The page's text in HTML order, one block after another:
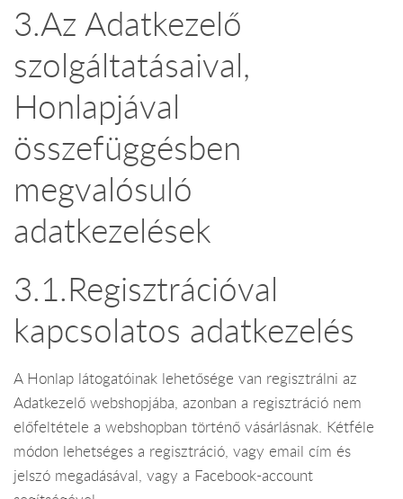
3.Az Adatkezelő
szolgáltatásaival,
Honlapjával
összefüggésben
megvalósuló
adatkezelések
3.1.Regisztrációval
kapcsolatos adatkezelés
A Honlap látogatóinak lehetősége van regisztrálni az
Adatkezelő webshopjába, azonban a regisztráció nem
előfeltétele a webshopban történő vásárlásnak. Kétféle
módon lehetséges a regisztráció, vagy email cím és
jelszó megadásával, vagy a Facebook-account